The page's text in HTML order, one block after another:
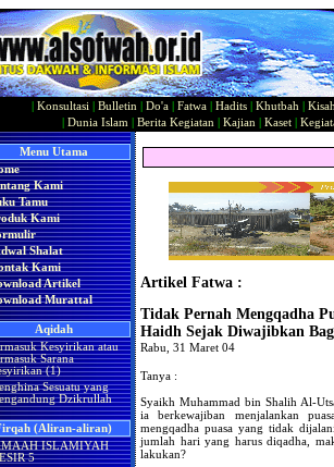
Konsultasi Bulletin Do'a Fatwa Hadits Khutbah
Dunia Islam Berita Kegiatan Kajian Kaset|
Menu Utama
Kami
Tamu
Kami
Shalat
Kami
Artikel
Murattal
Aqidah
Kesyirikan atau
Sarana
(1)
Sesuatu yang
Dzikrullah
(Aliran-aliran)
ISLAMIYAH
5
Artikel Fatwa :
Tidak Pernah Mengqadha
Haidh Sejak Diwajibkan
Rabu, 31 Maret 04
Tanya :
Syaikh Muhammad bin Shalih Al-
ia berkewajiban menjalankan
mengqadha puasa yang tidak
jumlah hari yang harus diqadha,
lakukan?